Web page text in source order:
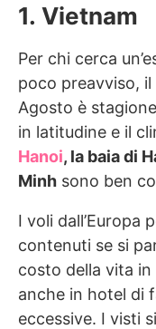
1. Vietnam
Per chi cerca
poco preavviso,
Agosto è
in latitudine e il
Hanoi, la baia di
Minh sono ben
I voli dall’Europa
contenuti se si
costo della vita
anche in hotel di
eccessive. I visti